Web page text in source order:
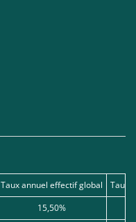
Taux annuel effectif global
Taux
15,50%